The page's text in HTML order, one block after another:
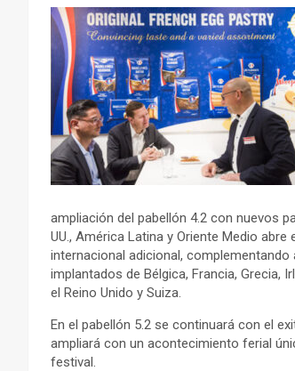
ampliación del pabellón 4.2 con nuevos
UU., América Latina y Oriente Medio abre
internacional adicional, complementando
implantados de Bélgica, Francia, Grecia,
el Reino Unido y Suiza.
En el pabellón 5.2 se continuará con el
ampliará con un acontecimiento ferial
festival.